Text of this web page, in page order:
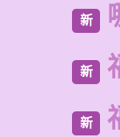
新
新
新